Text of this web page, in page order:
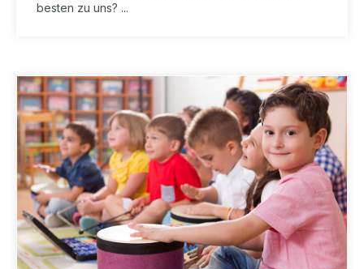
besten zu uns? ...